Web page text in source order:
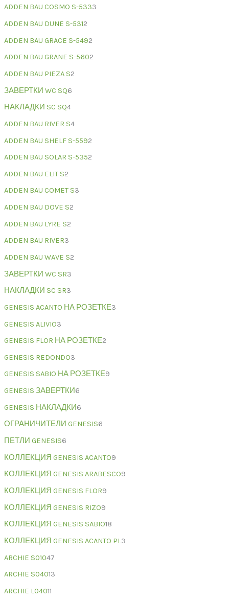
ADDEN BAU COSMO S-5333
ADDEN BAU DUNE S-5312
ADDEN BAU GRACE S-5492
ADDEN BAU GRANE S-5602
ADDEN BAU PIEZA S2
ЗАВЕРТКИ WC SQ6
НАКЛАДКИ SC SQ4
ADDEN BAU RIVER S4
ADDEN BAU SHELF S-5592
ADDEN BAU SOLAR S-5352
ADDEN BAU ELIT S2
ADDEN BAU COMET S3
ADDEN BAU DOVE S2
ADDEN BAU LYRE S2
ADDEN BAU RIVER3
ADDEN BAU WAVE S2
ЗАВЕРТКИ WC SR3
НАКЛАДКИ SC SR3
GENESIS ACANTO НА РОЗЕТКЕ3
GENESIS ALIVIO3
GENESIS FLOR НА РОЗЕТКЕ2
GENESIS REDONDO3
GENESIS SABIO НА РОЗЕТКЕ9
GENESIS ЗАВЕРТКИ6
GENESIS НАКЛАДКИ6
ОГРАНИЧИТЕЛИ GENESIS6
ПЕТЛИ GENESIS6
КОЛЛЕКЦИЯ GENESIS ACANTO9
КОЛЛЕКЦИЯ GENESIS ARABESCO9
КОЛЛЕКЦИЯ GENESIS FLOR9
КОЛЛЕКЦИЯ GENESIS RIZO9
КОЛЛЕКЦИЯ GENESIS SABIO18
КОЛЛЕКЦИЯ GENESIS ACANTO PL3
ARCHIE S01047
ARCHIE S04013
ARCHIE L04011